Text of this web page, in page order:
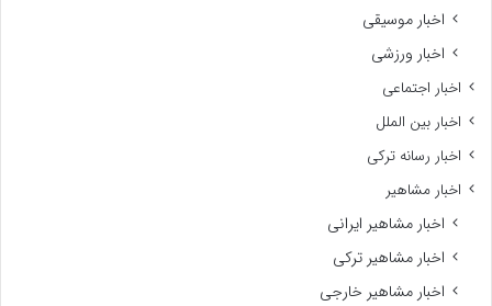
اخبار موسیقی
اخبار ورزشی
اخبار اجتماعی
اخبار بین الملل
اخبار رسانه ترکی
اخبار مشاهیر
اخبار مشاهیر ایرانی
اخبار مشاهیر ترکی
اخبار مشاهیر خارجی